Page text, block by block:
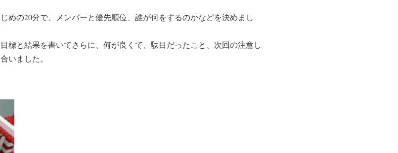
めの20分で、メンバーと優先順位、誰が何をするのかなどを決めまし
標と結果を書いてさらに、何が良くて、駄目だったこと、次回の注意し
いました。